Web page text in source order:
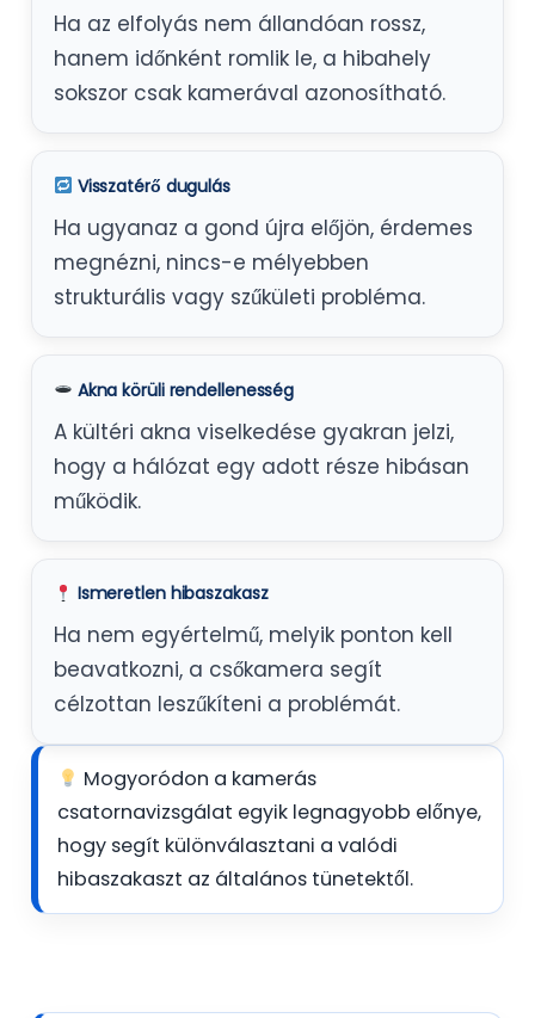
Ha az elfolyás nem állandóan rossz,
hanem időnként romlik le, a hibahely
sokszor csak kamerával azonosítható.
Visszatérő dugulás
Ha ugyanaz a gond újra előjön, érdemes
megnézni, nincs-e mélyebben
strukturális vagy szűkületi probléma.
Akna körüli rendellenesség
A kültéri akna viselkedése gyakran jelzi,
hogy a hálózat egy adott része hibásan
működik.
Ismeretlen hibaszakasz
Ha nem egyértelmű, melyik ponton kell
beavatkozni, a csőkamera segít
célzottan leszűkíteni a problémát.
Mogyoródon a kamerás
csatornavizsgálat egyik legnagyobb előnye,
hogy segít különválasztani a valódi
hibaszakaszt az általános tünetektől.